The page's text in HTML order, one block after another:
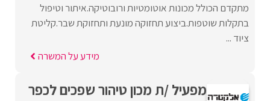
מתקדם הכולל מכונות אוטומטיות ורובוטיקה.איתור וטיפול
בתקלות שוטפות.ביצוע תחזוקה מונעת ותחזוקת שבר.קליטת
ציוד ...
מידע על המשרה
מפעיל /ת מכון טיהור שפכים לכפר